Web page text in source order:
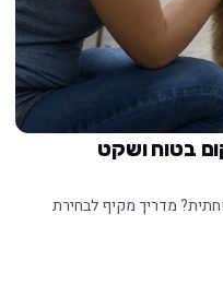
בטוח ושקט
מדריך מקיף לבחירת